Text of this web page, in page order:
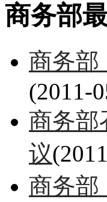
商务部
商务部
(2011-
商务部
议
商务部